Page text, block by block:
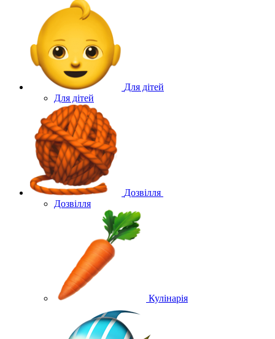
Для дітей
Для дітей
Дозвілля
Дозвілля
Кулінарія